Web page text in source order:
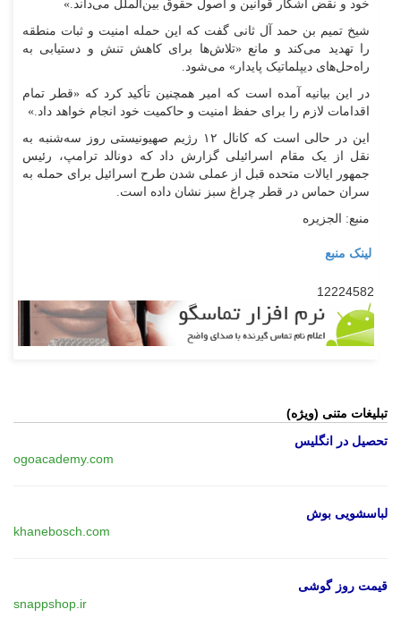
خود و نقض آشکار قوانین و اصول حقوق بین‌الملل می‌داند.»
شیخ تمیم بن حمد آل ثانی گفت که این حمله امنیت و ثبات منطقه
را تهدید می‌کند و مانع «تلاش‌ها برای کاهش تنش و دستیابی به
راه‌حل‌های دیپلماتیک پایدار» می‌شود.
در این بیانیه آمده است که امیر همچنین تأکید کرد که «قطر تمام
اقدامات لازم را برای حفظ امنیت و حاکمیت خود انجام خواهد داد.»
این در حالی است که کانال ۱۲ رژیم صهیونیستی روز سه‌شنبه به
نقل از یک مقام اسرائیلی گزارش داد که دونالد ترامپ، رئیس
جمهور ایالات متحده قبل از عملی شدن طرح اسرائیل برای حمله به
سران حماس در قطر چراغ سبز نشان داده است.
منبع: الجزیره
لینک منبع
12224582
تبلیغات متنی (ویژه)
تحصیل در انگلیس
ogoacademy.com
لباسشویی بوش
khanebosch.com
قیمت روز گوشی
snappshop.ir